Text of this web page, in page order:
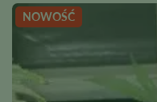
NOWOŚĆ